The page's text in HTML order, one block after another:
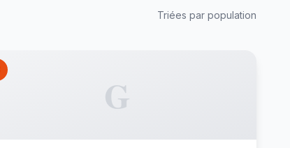
Triées par population
G